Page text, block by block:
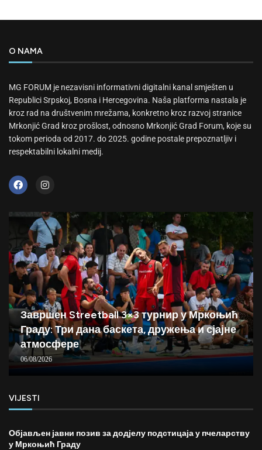
O NAMA
MG FORUM je nezavisni informativni digitalni kanal smješten u
Republici Srpskoj, Bosna i Hercegovina. Naša platforma nastala je
kroz rad na društvenim mrežama, konkretno kroz razvoj stranice
Mrkonjić Grad kroz prošlost, odnosno Mrkonjić Grad Forum, koje su
tokom perioda od 2017. do 2025. godine postale prepoznatljiv i
respektabilni lokalni medij.
Завршен Streetball 3×3 турнир у Мркоњић
Граду: Три дана баскета, дружења и сјајне
атмосфере
06/08/2026
VIJESTI
Објављен јавни позив за додјелу подстицаја у пчеларству
у Мркоњић Граду